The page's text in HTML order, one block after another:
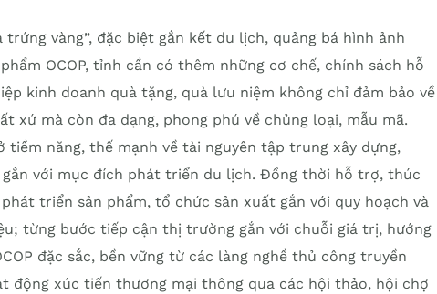
trứng vàng”, đặc biệt gắn kết du lịch, quảng bá hình ảnh
OCOP, tỉnh cần có thêm những cơ chế, chính sách hỗ
kinh doanh quà tặng, quà lưu niệm không chỉ đảm bảo về
xứ mà còn đa dạng, phong phú về chủng loại, mẫu mã.
tiềm năng, thế mạnh về tài nguyên tập trung xây dựng,
gắn với mục đích phát triển du lịch. Đồng thời hỗ trợ, thúc
triển sản phẩm, tổ chức sản xuất gắn với quy hoạch và
từng bước tiếp cận thị trường gắn với chuỗi giá trị, hướng
đặc sắc, bền vững từ các làng nghề thủ công truyền
động xúc tiến thương mại thông qua các hội thảo, hội chợ